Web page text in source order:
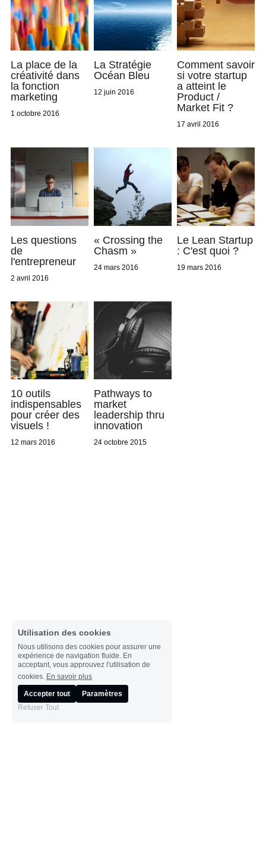
La place de la
créativité dans
la fonction
marketing
1 octobre 2016
La Stratégie
Océan Bleu
12 juin 2016
Comment savoir
si votre startup
a atteint le
Product /
Market Fit ?
17 avril 2016
Les questions
de
l'entrepreneur
2 avril 2016
« Crossing the
Chasm »
24 mars 2016
Le Lean Startup
: C'est quoi ?
19 mars 2016
10 outils
indispensables
pour créer des
visuels !
12 mars 2016
Pathways to
market
leadership thru
innovation
24 octobre 2015
Utilisation des cookies
Nous utilisons des cookies pour assurer une
expérience de navigation fluide. En
acceptant, vous approuvez l'utilisation de
cookies. En savoir plus
Accepter tout
Paramètres
Refuser Tout